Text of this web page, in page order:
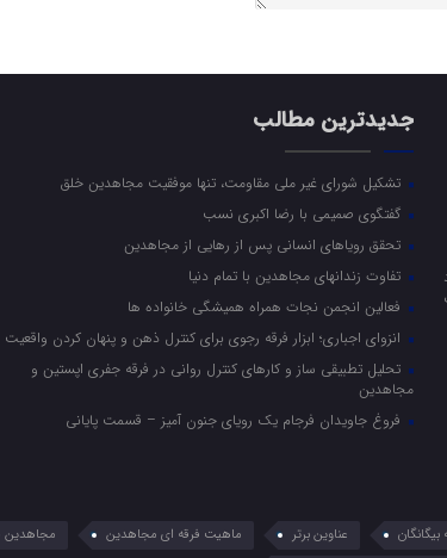
جدیدترین مطالب
تشکیل شورای غیر ملی مقاومت، تنها موفقیت مجاهدین خلق
گفتگوی صمیمی با رضا اکبری نسب
تحقق رویاهای انسانی پس از رهایی از مجاهدین
تفاوت زندانهای مجاهدین با تمام دنیا
فعالین انجمن نجات همراه همیشگی خانواده ها
انزوای اجباری؛ ابزار فرقه رجوی برای کنترل ذهن و پنهان کردن واقعیت
تحلیل تطبیقی ساز و کارهای کنترل روانی در فرقه جفری اپستین و
مجاهدین
فروغ جاویدان فرجام یک رویای جنون آمیز – قسمت پایانی
عناوین برتر ماهیت فرقه ای مجاهدین مجاهدین